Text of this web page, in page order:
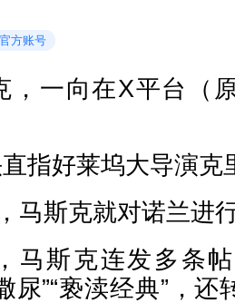
方账号
，一向在X平台（
指好莱坞大导演克
马斯克就对诺兰进
马斯克连发多条
尿”“亵渎经典”，